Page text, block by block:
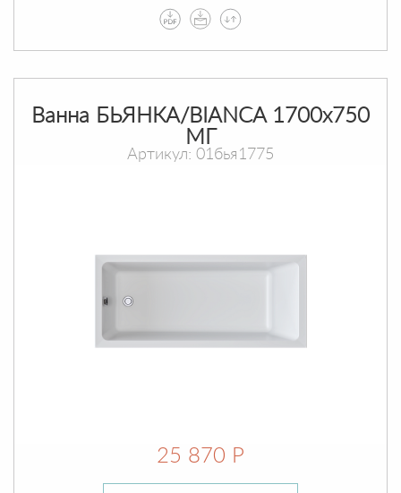
Ванна БЬЯНКА/BIANCA 1700х750
МГ
Артикул: 01бья1775
25 870 Р